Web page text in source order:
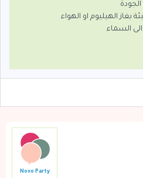
Novo Party
بغاز الهيليوم او الهواء
الى السماء